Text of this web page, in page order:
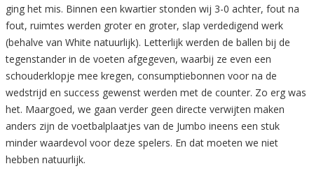
ging het mis. Binnen een kwartier stonden wij 3-0 achter, fout na
fout, ruimtes werden groter en groter, slap verdedigend werk
(behalve van White natuurlijk). Letterlijk werden de ballen bij de
tegenstander in de voeten afgegeven, waarbij ze even een
schouderklopje mee kregen, consumptiebonnen voor na de
wedstrijd en success gewenst werden met de counter. Zo erg was
het. Maargoed, we gaan verder geen directe verwijten maken
anders zijn de voetbalplaatjes van de Jumbo ineens een stuk
minder waardevol voor deze spelers. En dat moeten we niet
hebben natuurlijk.